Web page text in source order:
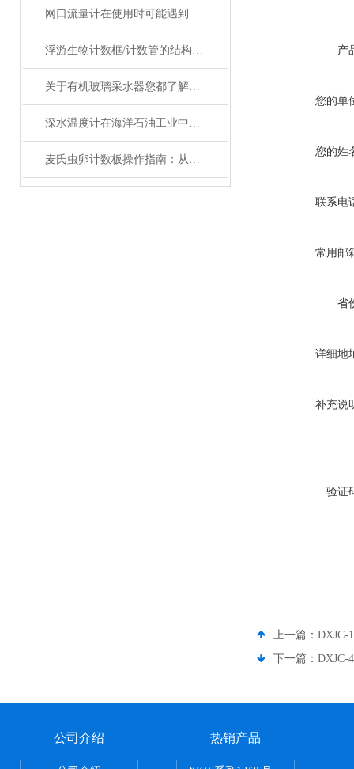
网口流量计在使用时可能遇到哪些问题?如何解决?
浮游生物计数框/计数管的结构设计及操作使用技术
关于有机玻璃采水器您都了解吗？
深水温度计在海洋石油工业中的应用与维护
麦氏虫卵计数板操作指南：从准备到读数的详细流程
产
您的单
您的姓
联系电
常用邮
省
详细地
补充说
验证
上一篇： DXJC-
下一篇： DXJC-
公司介绍 热销产品